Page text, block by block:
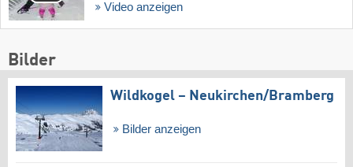
Video anzeigen
Bilder
Wildkogel – Neukirchen/​Bramberg
Bilder anzeigen